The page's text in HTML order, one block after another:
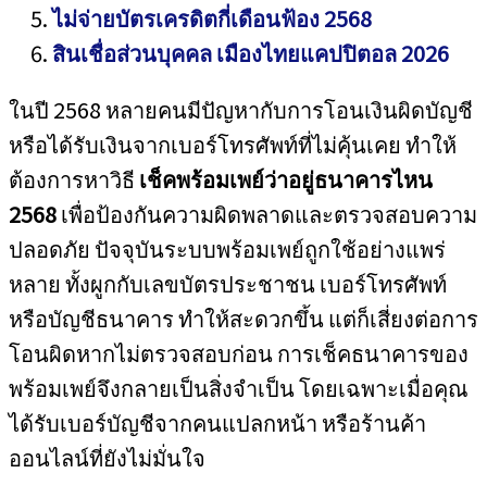
ไม่จ่ายบัตรเครดิตกี่เดือนฟ้อง 2568
สินเชื่อส่วนบุคคล เมืองไทยแคปปิตอล 2026
ในปี 2568 หลายคนมีปัญหากับการโอนเงินผิดบัญชี
หรือได้รับเงินจากเบอร์โทรศัพท์ที่ไม่คุ้นเคย ทำให้
ต้องการหาวิธี เช็คพร้อมเพย์ว่าอยู่ธนาคารไหน
2568เพื่อป้องกันความผิดพลาดและตรวจสอบความ
ปลอดภัย ปัจจุบันระบบพร้อมเพย์ถูกใช้อย่างแพร่
หลาย ทั้งผูกกับเลขบัตรประชาชน เบอร์โทรศัพท์
หรือบัญชีธนาคาร ทำให้สะดวกขึ้น แต่ก็เสี่ยงต่อการ
โอนผิดหากไม่ตรวจสอบก่อน การเช็คธนาคารของ
พร้อมเพย์จึงกลายเป็นสิ่งจำเป็น โดยเฉพาะเมื่อคุณ
ได้รับเบอร์บัญชีจากคนแปลกหน้า หรือร้านค้า
ออนไลน์ที่ยังไม่มั่นใจ